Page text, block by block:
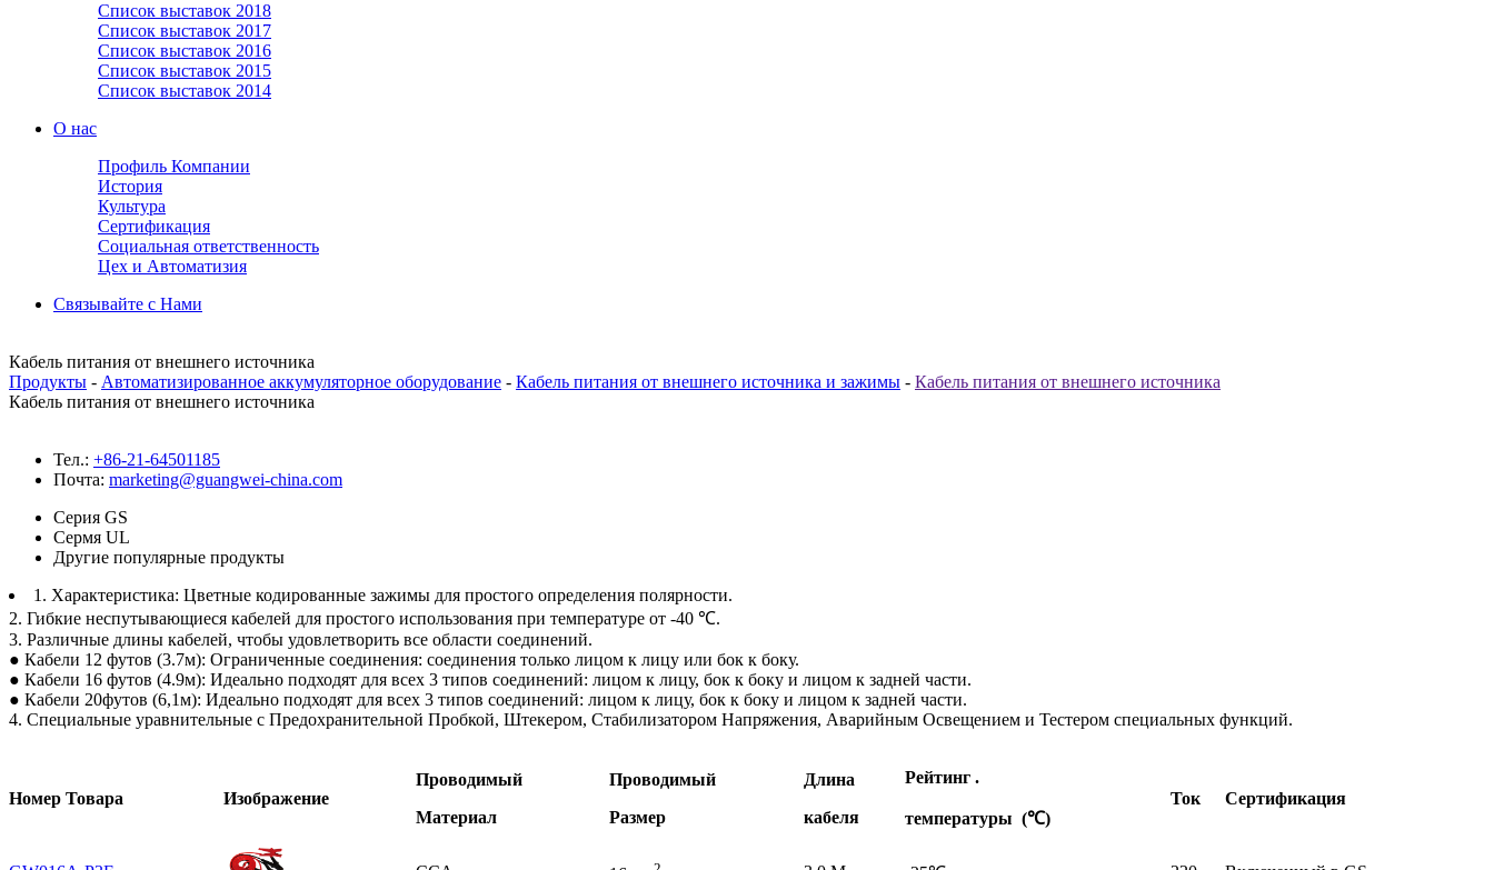
Список выставок 2018
Список выставок 2017
Список выставок 2016
Список выставок 2015
Список выставок 2014
О нас
Профиль Компании
История
Культура
Сертификация
Социальная ответственность
Цех и Автоматизия
Связывайте с Нами
Кабель питания от внешнего источника
Продукты - Автоматизированное аккумуляторное оборудование - Кабель питания от внешнего источника и зажимы - Кабель питания от внешнего источника
Кабель питания от внешнего источника
Тел.: +86-21-64501185
Почта: marketing@guangwei-china.com
Серия GS
Сермя UL
Другие популярные продукты
1. Характеристика: Цветные кодированные зажимы для простого определения полярности.
2. Гибкие неспутывающиеся кабелей для простого использования при температуре от -40 ℃.
3. Различные длины кабелей, чтобы удовлетворить все области соединений.
● Кабели 12 футов (3.7м): Ограниченные соединения: соединения только лицом к лицу или бок к боку.
● Кабели 16 футов (4.9м): Идеально подходят для всех 3 типов соединений: лицом к лицу, бок к боку и лицом к задней части.
● Кабели 20футов (6,1м): Идеально подходят для всех 3 типов соединений: лицом к лицу, бок к боку и лицом к задней части.
4. Специальные уравнительные с Предохранительной Пробкой, Штекером, Стабилизатором Напряжения, Аварийным Освещением и Тестером специальных функций.
Номер Товара Изображение
Проводимый
Материал
Проводимый
Размер
Длина
кабеля
Рейтинг .
температуры (℃)
Ток Сертификация